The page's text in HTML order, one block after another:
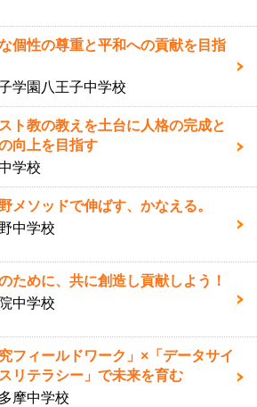
個性の尊重と平和への貢献を目指
学園八王子中学校
ト教の教えを土台に人格の完成と
向上を目指す
学校
メソッドで伸ばす、かなえる。
中学校
ために、共に創造し貢献しよう！
中学校
究フィールドワーク」×「データサイ
リテラシー」で未来を育む
摩中学校